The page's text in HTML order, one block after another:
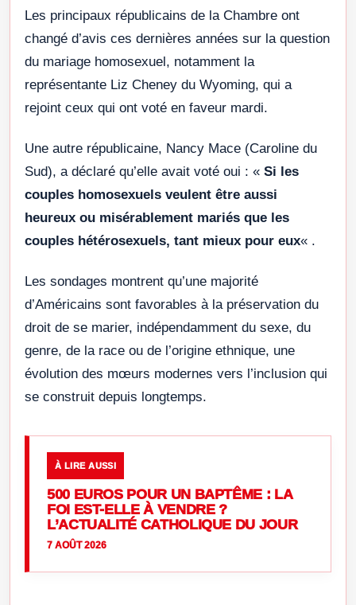
Les principaux républicains de la Chambre ont
changé d’avis ces dernières années sur la question
du mariage homosexuel, notamment la
représentante Liz Cheney du Wyoming, qui a
rejoint ceux qui ont voté en faveur mardi.
Une autre républicaine, Nancy Mace (Caroline du
Sud), a déclaré qu’elle avait voté oui : « Si les
couples homosexuels veulent être aussi
heureux ou misérablement mariés que les
couples hétérosexuels, tant mieux pour eux« .
Les sondages montrent qu’une majorité
d’Américains sont favorables à la préservation du
droit de se marier, indépendamment du sexe, du
genre, de la race ou de l’origine ethnique, une
évolution des mœurs modernes vers l’inclusion qui
se construit depuis longtemps.
À LIRE AUSSI
500 EUROS POUR UN BAPTÊME : LA
FOI EST-ELLE À VENDRE ?
L’ACTUALITÉ CATHOLIQUE DU JOUR
7 AOÛT 2026